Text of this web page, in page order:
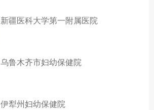
新疆医科大学第一附属医院
乌鲁木齐市妇幼保健院
伊犁州妇幼保健院